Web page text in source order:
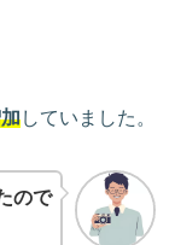
していました。
ので